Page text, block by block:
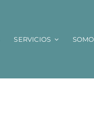
SERVICIOS